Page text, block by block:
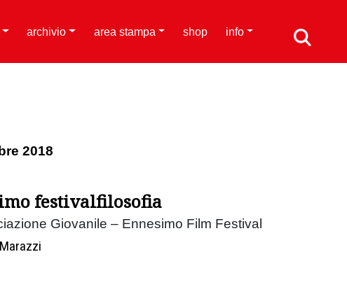
archivio area stampa shop info
2018
festivalfilosofia
Giovanile – Ennesimo Film Festival